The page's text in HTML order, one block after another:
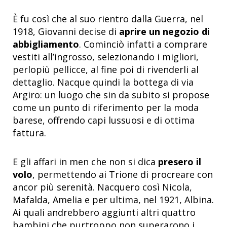
È fu così che al suo rientro dalla Guerra, nel
1918, Giovanni decise di aprire un negozio di
abbigliamento. Cominciò infatti a comprare
vestiti all’ingrosso, selezionando i migliori,
perlopiù pellicce, al fine poi di rivenderli al
dettaglio. Nacque quindi la bottega di via
Argiro: un luogo che sin da subito si propose
come un punto di riferimento per la moda
barese, offrendo capi lussuosi e di ottima
fattura.
E gli affari in men che non si dica presero il
volo, permettendo ai Trione di procreare con
ancor più serenità. Nacquero così Nicola,
Mafalda, Amelia e per ultima, nel 1921, Albina.
Ai quali andrebbero aggiunti altri quattro